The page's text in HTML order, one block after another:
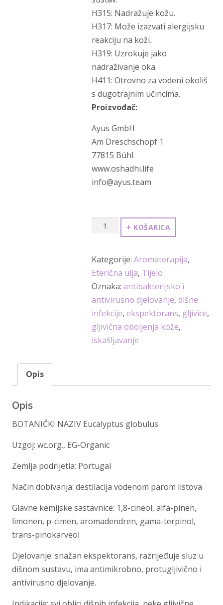
H315: Nadražuje kožu.
H317: Može izazvati alergijsku
reakciju na koži.
H319: Uzrokuje jako
nadraživanje oka.
H411: Otrovno za vodeni okoliš
s dugotrajnim učincima.
Proizvođač:
Ayus GmbH
Am Dreschschopf 1
77815 Bühl
www.oshadhi.life
info@ayus.team
Eukaliptus
globulus
globulus)
BIO
eterično
ulje
10
ml
-
+ KOŠARICA
Kategorije: Aromaterapija,
Eterična ulja, Tijelo
Oznaka: antibakterijsko i
antivirusno djelovanje, dišne
infekcije, ekspektorans, gljivice,
gljivična oboljenja kože,
iskašljavanje
Opis
Opis
BOTANIČKI NAZIV Eucalyptus globulus
Uzgoj: wc.org., EG-Organic
Zemlja podrijetla: Portugal
Način dobivanja: destilacija vodenom parom listova
Glavne kemijske sastavnice: 1,8-cineol, alfa-pinen,
limonen, p-cimen, aromadendren, gama-terpinol,
trans-pinokarveol
Djelovanje: snažan ekspektorans, razrijeđuje sluz u
dišnom sustavu, ima antimikrobno, protugljivično i
antivirusno djelovanje.